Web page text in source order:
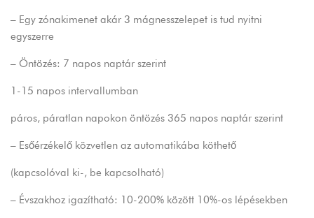
– Egy zónakimenet akár 3 mágnesszelepet is tud nyitni
egyszerre
– Öntözés: 7 napos naptár szerint
1-15 napos intervallumban
páros, páratlan napokon öntözés 365 napos naptár szerint
– Esőérzékelő közvetlen az automatikába köthető
(kapcsolóval ki-, be kapcsolható)
– Évszakhoz igazítható: 10-200% között 10%-os lépésekben